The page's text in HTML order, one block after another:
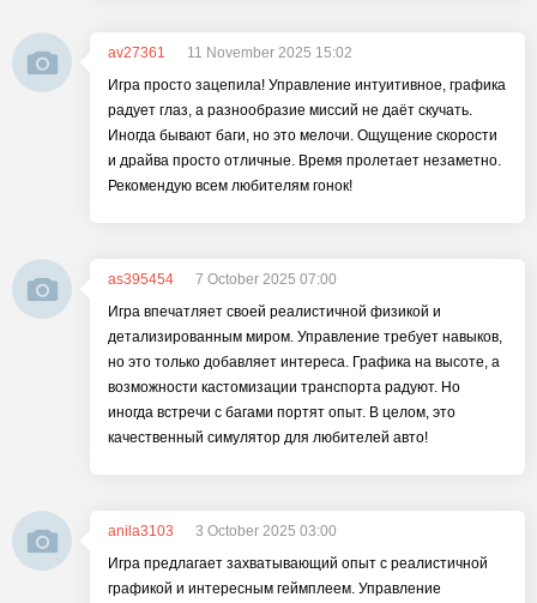
av27361
11 November 2025 15:02
Игра просто зацепила! Управление интуитивное, графика
радует глаз, а разнообразие миссий не даёт скучать.
Иногда бывают баги, но это мелочи. Ощущение скорости
и драйва просто отличные. Время пролетает незаметно.
Рекомендую всем любителям гонок!
as395454
7 October 2025 07:00
Игра впечатляет своей реалистичной физикой и
детализированным миром. Управление требует навыков,
но это только добавляет интереса. Графика на высоте, а
возможности кастомизации транспорта радуют. Но
иногда встречи с багами портят опыт. В целом, это
качественный симулятор для любителей авто!
anila3103
3 October 2025 03:00
Игра предлагает захватывающий опыт с реалистичной
графикой и интересным геймплеем. Управление